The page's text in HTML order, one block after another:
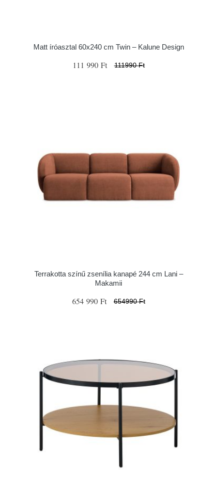
Matt íróasztal 60x240 cm Twin – Kalune Design
111 990 Ft 111990 Ft
Terrakotta színű zsenília kanapé 244 cm Lani –
Makamii
654 990 Ft 654990 Ft